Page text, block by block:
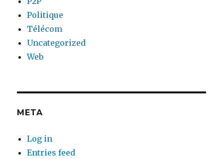
Politique
Télécom
Uncategorized
Web
META
Log in
Entries feed